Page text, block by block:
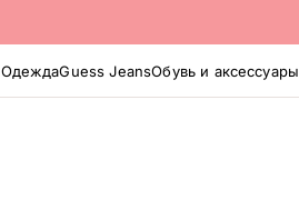
ОдеждаGuess JeansОбувь и аксессуары